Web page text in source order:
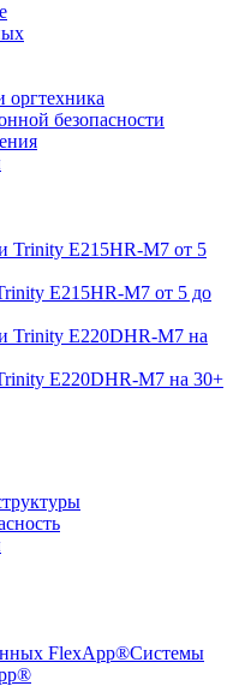
безопасности
E215HR-M7 от 5 до
E220DHR-M7 на 30+
Системы